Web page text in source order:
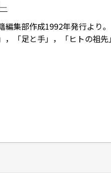
集部作成1992年発行より
，「足と手」，「ヒトの祖